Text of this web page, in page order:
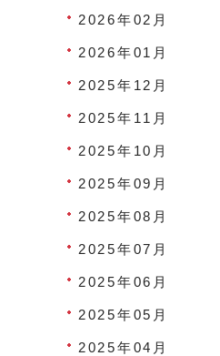
2026年02月
2026年01月
2025年12月
2025年11月
2025年10月
2025年09月
2025年08月
2025年07月
2025年06月
2025年05月
2025年04月